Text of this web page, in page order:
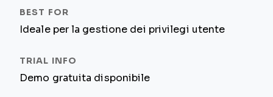
Ideale per la gestione dei privilegi utente
Demo gratuita disponibile